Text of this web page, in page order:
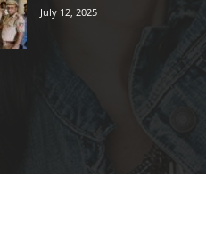
July 12, 2025